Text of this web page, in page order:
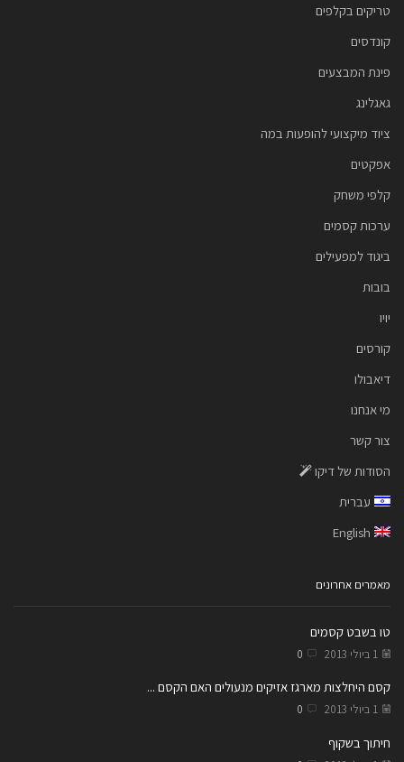
טריקים בקלפים
קונדסים
פינת המבצעים
גאגלינג
ציוד מיקצועי להופעות במה
אפקטים
קלפי משחק
ערכות קסמים
ביגוד למפעילים
בובות
יויו
קורסים
דיאבולו
מי אנחנו
צור קשר
הסודות של דיקו
עברית
English
מאמרים אחרונים
טו בשבט קסמים
1 ביולי 2013 0
קסם היחלצות מארגז אזיקים מנעולים האם הקסם ...
1 ביולי 2013 0
חיתוך בשקוף